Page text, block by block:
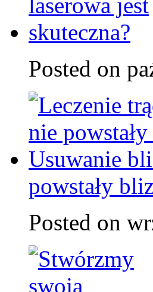
Posted on
powstały
Posted on